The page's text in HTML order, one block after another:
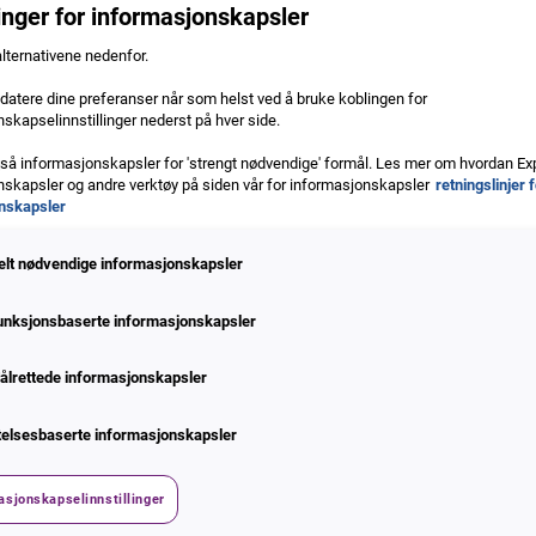
smarte og praktiske ved bruk
ta avgjørende handlinger i de
for informasjonskapsler
nedenfor.
dine preferanser når som helst ved å bruke koblingen for
nederst på hver side.
informasjonskapsler for 'strengt nødvendige' formål. Les mer om hvordan
og andre verktøy på siden vår for informasjonskapsler retningslinjer
nødvendige informasjonskapsler
informasjonskapsler
informasjonskapsler
informasjonskapsler